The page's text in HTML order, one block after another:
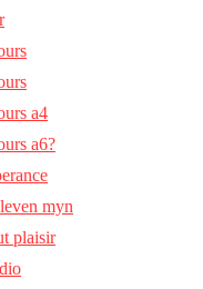
a4
a6?
myn
plaisir